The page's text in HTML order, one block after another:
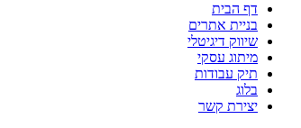
דף הבית
בניית אתרים
שיווק דיגיטלי
מיתוג עסקי
תיק עבודות
בלוג
יצירת קשר